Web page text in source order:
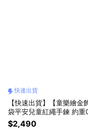
快速出貨
【快速出貨】【童樂繪金
袋平安兒童紅繩手鍊 約
錢±0.01(彌月金飾 彌月禮)
$2,490